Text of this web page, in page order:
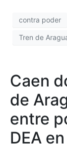
contra poder
Tren de
Caen
de
entre
DEA